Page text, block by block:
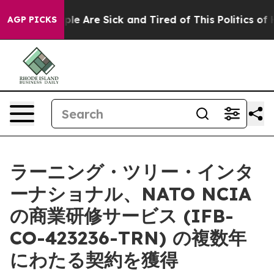
AGP PICKS
“People Are Sick and Tired of This Politics of
ラーニング・ツリー・インタ
ーナショナル、NATO NCIA
の商業研修サービス (IFB-
CO-423236-TRN) の複数年
にわたる契約を獲得